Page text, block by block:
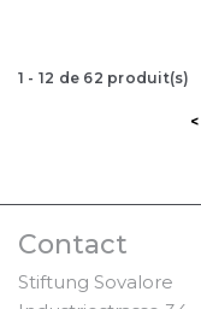
1 - 12 de 62 produit(s)
<
Contact
Stiftung Sovalore